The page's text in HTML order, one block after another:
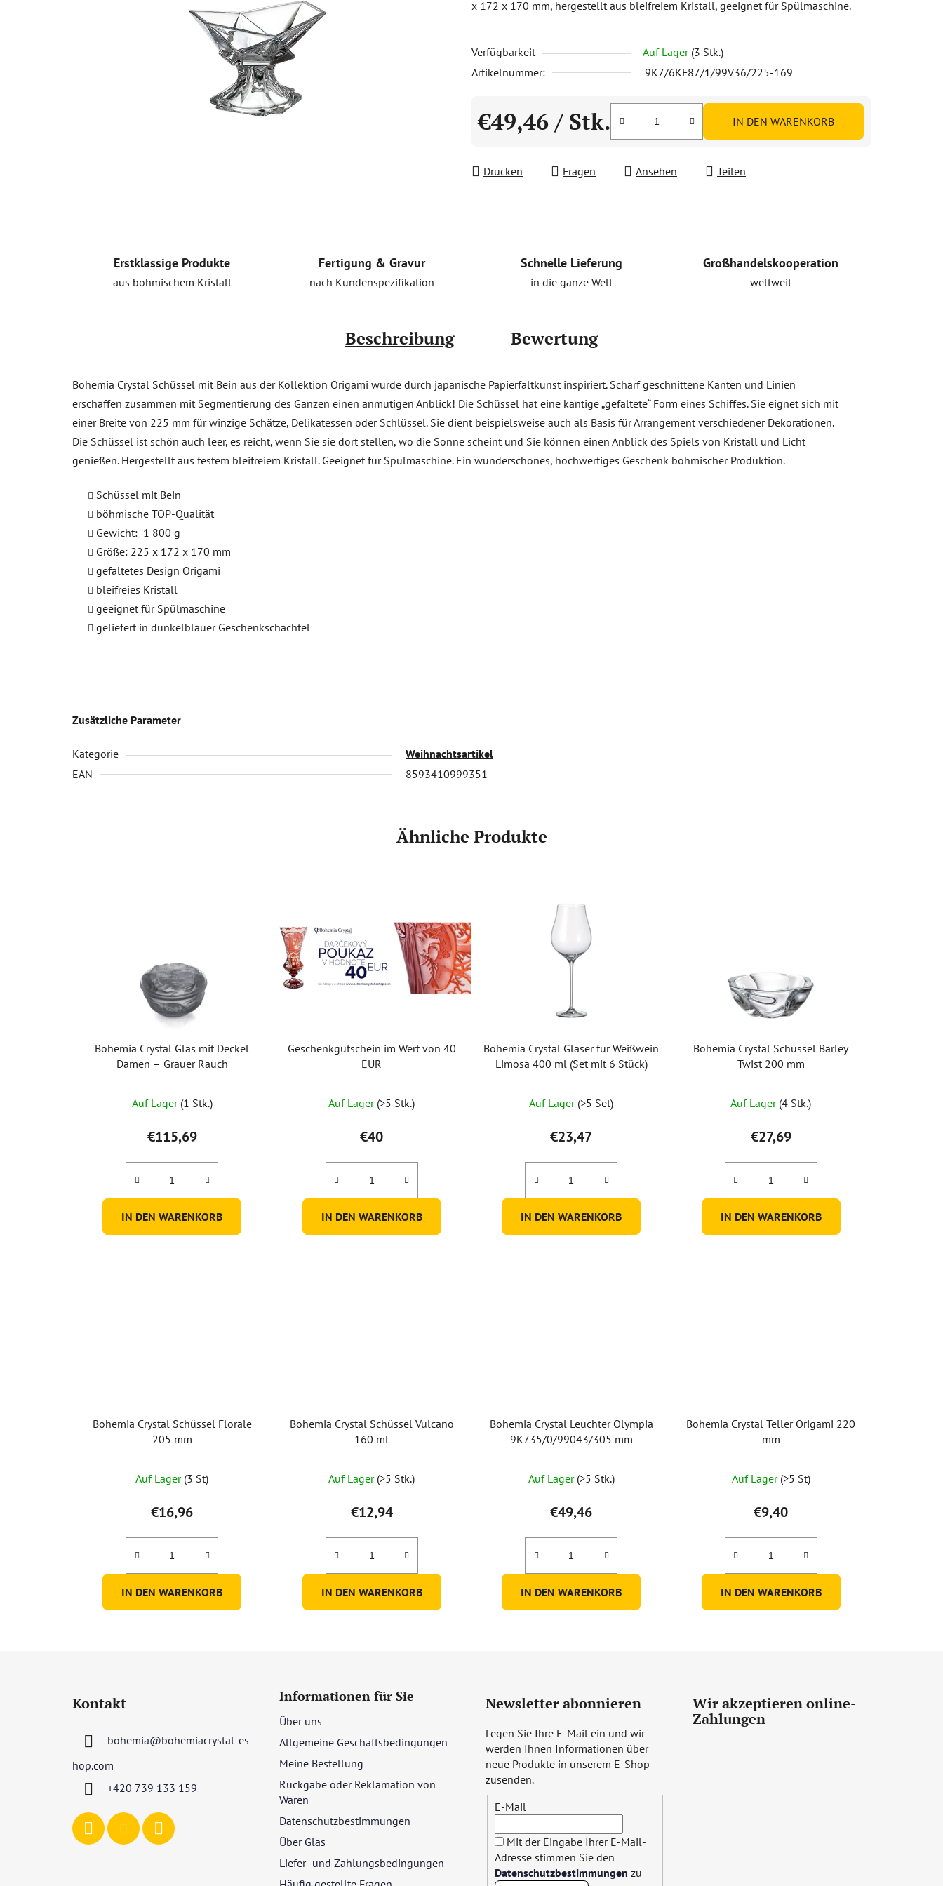
0,0
5
Sternen.
x 172 x 170 mm, hergestellt aus bleifreiem Kristall, geeignet für Spülmaschine.
Verfügbarkeit Auf Lager (3 Stk.)
Artikelnummer:
9K7/6KF87/1/99V36/225-169
€49,46 / Stk. IN DEN WARENKORB
Drucken Fragen Ansehen Teilen
Erstklassige Produkte
aus böhmischem Kristall
Fertigung & Gravur
nach Kundenspezifikation
Schnelle Lieferung
in die ganze Welt
Großhandelskooperation
weltweit
Beschreibung Bewertung
Bohemia Crystal Schüssel mit Bein aus der Kollektion Origami wurde durch japanische Papierfaltkunst inspiriert. Scharf geschnittene Kanten und Linien
erschaffen zusammen mit Segmentierung des Ganzen einen anmutigen Anblick! Die Schüssel hat eine kantige „gefaltete“ Form eines Schiffes. Sie eignet sich mit
einer Breite von 225 mm für winzige Schätze, Delikatessen oder Schlüssel. Sie dient beispielsweise auch als Basis für Arrangement verschiedener Dekorationen.
Die Schüssel ist schön auch leer, es reicht, wenn Sie sie dort stellen, wo die Sonne scheint und Sie können einen Anblick des Spiels von Kristall und Licht
genießen. Hergestellt aus festem bleifreiem Kristall. Geeignet für Spülmaschine. Ein wunderschönes, hochwertiges Geschenk böhmischer Produktion.
Schüssel mit Bein
böhmische TOP-Qualität
Gewicht: 1 800 g
Größe: 225 x 172 x 170 mm
gefaltetes Design Origami
bleifreies Kristall
geeignet für Spülmaschine
geliefert in dunkelblauer Geschenkschachtel
Zusätzliche Parameter
Kategorie
Weihnachtsartikel
EAN
8593410999351
Ähnliche Produkte
Bohemia Crystal Glas mit Deckel
Damen – Grauer Rauch
Auf Lager (1 Stk.)
€115,69
IN DEN WARENKORB
Geschenkgutschein im Wert von 40
EUR
Auf Lager (>5 Stk.)
€40
IN DEN WARENKORB
Bohemia Crystal Gläser für Weißwein
Limosa 400 ml (Set mit 6 Stück)
Auf Lager (>5 Set)
€23,47
IN DEN WARENKORB
Bohemia Crystal Schüssel Barley
Twist 200 mm
Auf Lager (4 Stk.)
€27,69
IN DEN WARENKORB
Bohemia Crystal Schüssel Florale
205 mm
Auf Lager (3 St)
€16,96
IN DEN WARENKORB
Bohemia Crystal Schüssel Vulcano
160 ml
Auf Lager (>5 Stk.)
€12,94
IN DEN WARENKORB
Bohemia Crystal Leuchter Olympia
9K735/0/99043/305 mm
Auf Lager (>5 Stk.)
€49,46
IN DEN WARENKORB
Bohemia Crystal Teller Origami 220
mm
durchschnittliche
Produktbewertung
ist
5,0
von
Sternen.
Auf Lager (>5 St)
€9,40
IN DEN WARENKORB
Kontakt
bohemia@bohemiacrystal-es
hop.com
+420 739 133 159
Informationen für Sie
Über uns
Allgemeine Geschäftsbedingungen
Meine Bestellung
Rückgabe oder Reklamation von
Waren
Datenschutzbestimmungen
Über Glas
Liefer- und Zahlungsbedingungen
Newsletter abonnieren
Legen Sie Ihre E-Mail ein und wir
werden Ihnen Informationen über
neue Produkte in unserem E-Shop
zusenden.
E-Mail
Mit der Eingabe Ihrer E-Mail-
Adresse stimmen Sie den
Datenschutzbestimmungen zu
Wir akzeptieren online-
Zahlungen